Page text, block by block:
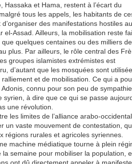
Hassaka et Hama, restent à l’écart du
tous les appels, les habitants de
des manifestations hostiles au
el-Assad. Ailleurs, la mobilisation reste
quelques centaines ou des milliers de
plus. Par ailleurs, le rôle central des
groupes islamistes extrémistes est
d’autant que les mosquées sont
et de mobilisation. Ce qui a
connu pour son peu de sympathie
syrien, à dire que ce qui se passe
une révolution.
les limites de l’alliance arabo-
un vaste mouvement de contestation,
régions rurales et agricoles syriennes.
machine médiatique tourne à plein
la semaine pour mobiliser la population,